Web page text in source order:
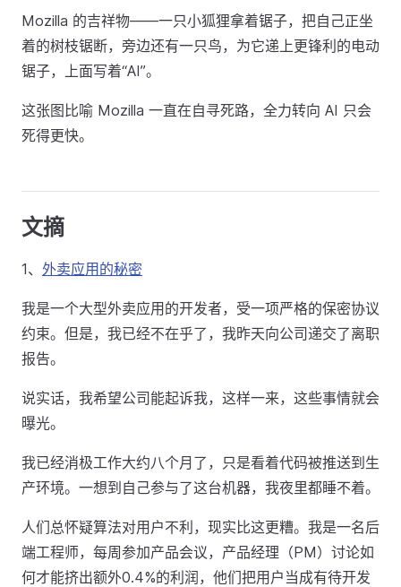
Mozilla 的吉祥物——一只小狐狸拿着锯子，把自己正坐
着的树枝锯断，旁边还有一只鸟，为它递上更锋利的电动
锯子，上面写着“AI”。
这张图比喻 Mozilla 一直在自寻死路，全力转向 AI 只会
死得更快。
文摘
1、 外卖应用的秘密
我是一个大型外卖应用的开发者，受一项严格的保密协议
约束。但是，我已经不在乎了，我昨天向公司递交了离职
报告。
说实话，我希望公司能起诉我，这样一来，这些事情就会
曝光。
我已经消极工作大约八个月了，只是看着代码被推送到生
产环境。一想到自己参与了这台机器，我夜里都睡不着。
人们总怀疑算法对用户不利，现实比这更糟。我是一名后
端工程师，每周参加产品会议，产品经理（PM）讨论如
何才能挤出额外0.4%的利润，他们把用户当成有待开发